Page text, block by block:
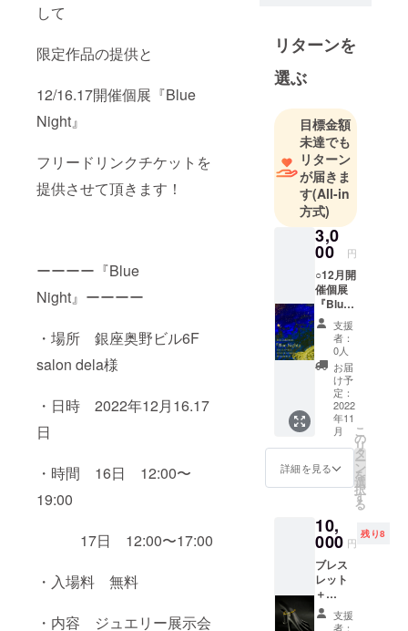
して
限定作品の提供と
12/16.17開催個展『Blue
Night』
フリードリンクチケットを
提供させて頂きます！
ーーーー『Blue
Night』ーーーー
・場所 銀座奥野ビル6F
salon dela様
・日時 2022年12月16.17
日
・時間 16日 12:00〜
19:00
17日 12:00〜17:00
・入場料 無料
・内容 ジュエリー展示会
方々の日常
を彩れるよ
う名付けま
ヴィンテー
ジパーツや
希少価値の
高い工芸品
などを 使用
し、量産品
にはない個
性とデザイ
ンが魅力。
限定品が多
くあなただ
けの特別な
作品に出会
２デザイ
ナーによる
表現の交差
が生み出す
エリー。
世界中の神
話、四季、
景色から創
造された壮
大な世界
リターンを
選ぶ
目標金額
未達でも
リターン
が届きま
す(All-in
方式)
3,0
00 円
○12月開
催個展
『Blue
Night』
フリー
ドリン
ク1杯チ
ケット
DM×1 ※
郵送に
てお送
りする
DMを個
展へご
持参頂
くと ド
を1杯無
料で提
供させ
て頂き
ます。
支援
者：
0人
お届
け予
定：
2022
年11
月
詳細を見る
こ
の
リ
タ
ー
ン
を
選
択
す
る
10,
000 円
残り8
ブレス
レット
＋
『Blue
Night』
支援
者：